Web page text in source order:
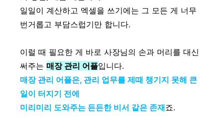
일일이 계산하고 엑셀을 쓰기에는 그 모든 게 너무
번거롭고 부담스럽기만 합니다.
이럴 때 필요한 게 바로 사장님의 손과 머리를 대신
써주는 매장 관리 어플입니다.
매장 관리 어플은, 관리 업무를 제때 챙기지 못해 큰
일이 터지기 전에
미리미리 도와주는 든든한 비서 같은 존재죠.